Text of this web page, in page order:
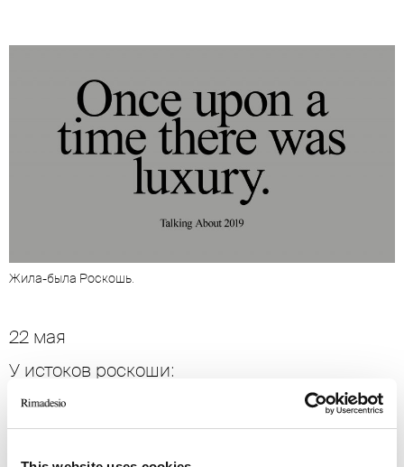
Жила-была Роскошь.
22 мая
У истоков роскоши:
когда цифры становятся опытом.
При поддержке изданий How to spend it, Il